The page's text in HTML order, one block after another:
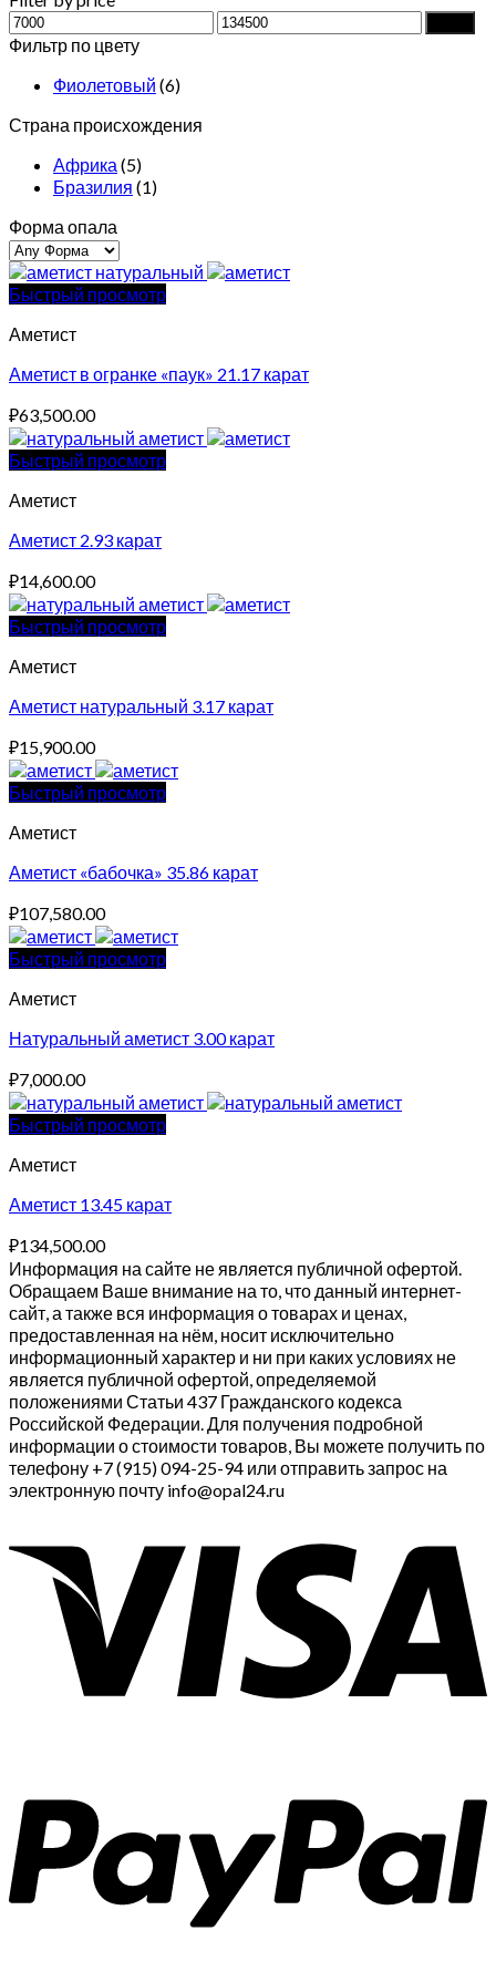
Min
price
Max
price
Фильтр по цвету
Фиолетовый (6)
Страна происхождения
Африка (5)
Бразилия (1)
Форма опала
Быстрый просмотр
Аметист
Аметист в огранке «паук» 21.17 карат
₽63,500.00
Быстрый просмотр
Аметист
Аметист 2.93 карат
₽14,600.00
Быстрый просмотр
Аметист
Аметист натуральный 3.17 карат
₽15,900.00
Быстрый просмотр
Аметист
Аметист «бабочка» 35.86 карат
₽107,580.00
Быстрый просмотр
Аметист
Натуральный аметист 3.00 карат
₽7,000.00
Быстрый просмотр
Аметист
Аметист 13.45 карат
₽134,500.00
Информация на сайте не является публичной офертой.
Обращаем Ваше внимание на то, что данный интернет-
сайт, а также вся информация о товарах и ценах,
предоставленная на нём, носит исключительно
информационный характер и ни при каких условиях не
является публичной офертой, определяемой
положениями Статьи 437 Гражданского кодекса
Российской Федерации. Для получения подробной
информации о стоимости товаров, Вы можете получить по
телефону +7 (915) 094-25-94 или отправить запрос на
электронную почту info@opal24.ru